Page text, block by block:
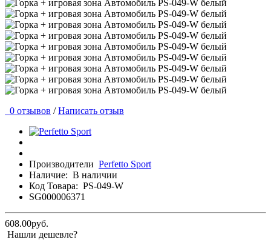
0 отзывов / Написать отзыв
Производители Perfetto Sport
Наличие: В наличии
Код Товара: PS-049-W
SG000006371
608.00руб.
Нашли дешевле?